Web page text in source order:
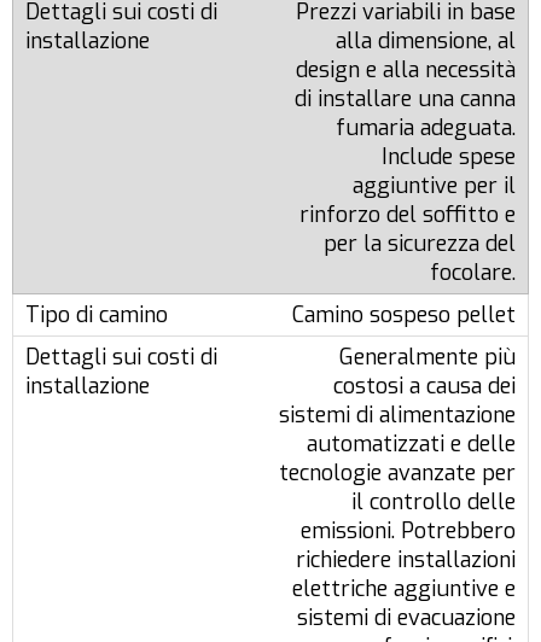
Prezzi variabili in base
alla dimensione, al
design e alla necessità
di installare una canna
fumaria adeguata.
Include spese
aggiuntive per il
rinforzo del soffitto e
per la sicurezza del
focolare.
Camino sospeso pellet
Generalmente più
costosi a causa dei
sistemi di alimentazione
automatizzati e delle
tecnologie avanzate per
il controllo delle
emissioni. Potrebbero
richiedere installazioni
elettriche aggiuntive e
sistemi di evacuazione